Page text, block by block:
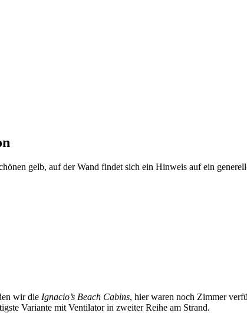
gelb, auf der Wand findet sich ein Hinweis auf ein
wir die Ignacio’s Beach Cabins, hier waren noch Zimmer
Variante mit Ventilator in zweiter Reihe am Strand.